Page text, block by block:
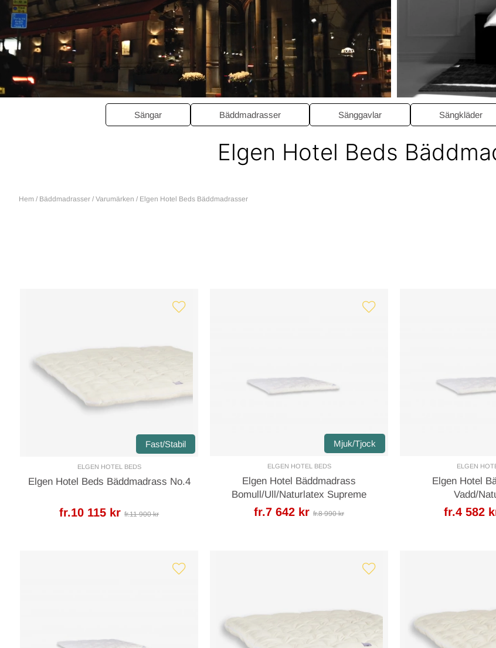
Sängar Bäddmadrasser Sänggavlar Sängkläder
Elgen Hotel Beds
Hem / Bäddmadrasser / Varumärken / Elgen Hotel Beds Bäddmadrasser
Fast/Stabil
ELGEN HOTEL BEDS
Elgen Hotel Beds Bäddmadrass No.4
fr.10 115 kr fr.11 900 kr
Mjuk/Tjock
ELGEN HOTEL BEDS
Elgen Hotel Bäddmadrass
Bomull/Ull/Naturlatex Supreme
fr.7 642 kr fr.8 990 kr
ELGEN
Elgen Hotel
Vadd/
fr.4 582